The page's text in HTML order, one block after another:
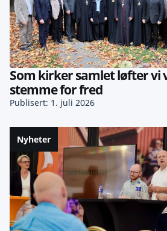
Som kirker samlet løfter vi
stemme for fred
Publisert: 1. juli 2026
Nyheter